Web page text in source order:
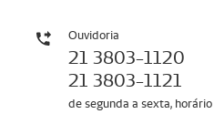
Ouvidoria
21 3803-1120
21 3803-1121
de segunda a sexta,